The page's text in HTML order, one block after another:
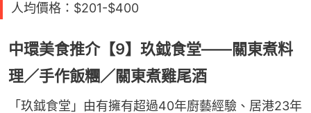
人均價格：$201-$400
中環美食推介【9】玖鉞食堂——關東煮料
理／手作飯糰／關東煮雞尾酒
「玖鉞食堂」由有擁有超過40年廚藝經驗、居港23年